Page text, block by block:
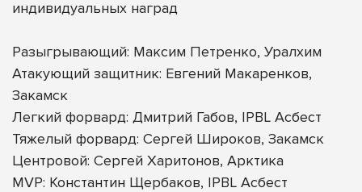
индивидуальных наград
Разыгрывающий: Максим Петренко, Уралхим
Атакующий защитник: Евгений Макаренков,
Закамск
Легкий форвард: Дмитрий Габов, IPBL Асбест
Тяжелый форвард: Сергей Широков, Закамск
Центровой: Сергей Харитонов, Арктика
MVP: Константин Щербаков, IPBL Асбест